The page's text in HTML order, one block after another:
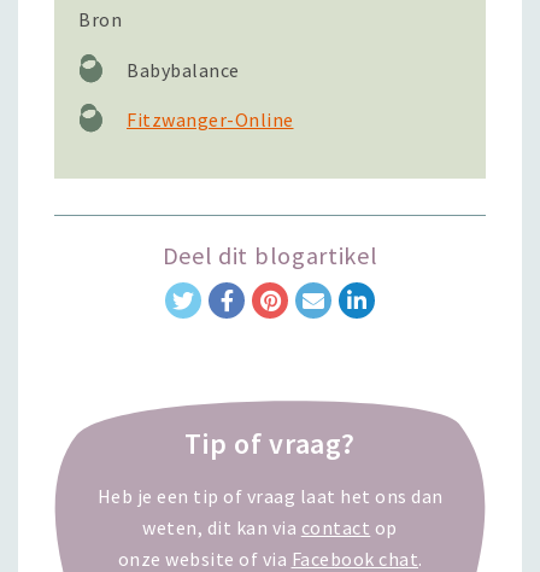
Bron
Babybalance
Fitzwanger-Online
Deel dit blogartikel
Tip of vraag?
Heb je een tip of vraag laat het ons dan
weten, dit kan via contact op
onze website of via Facebook chat.